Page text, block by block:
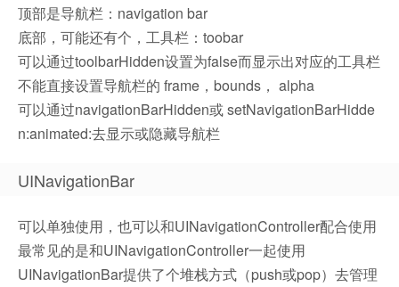
顶部是导航栏：navigation bar
底部，可能还有个，工具栏：toobar
可以通过toolbarHidden设置为false而显示出对应的工具栏
不能直接设置导航栏的 frame，bounds， alpha
可以通过navigationBarHidden或 setNavigationBarHidde
n:animated:去显示或隐藏导航栏
UINavigationBar
可以单独使用，也可以和UINavigationController配合使用
最常见的是和UINavigationController一起使用
UINavigationBar提供了个堆栈方式（push或pop）去管理